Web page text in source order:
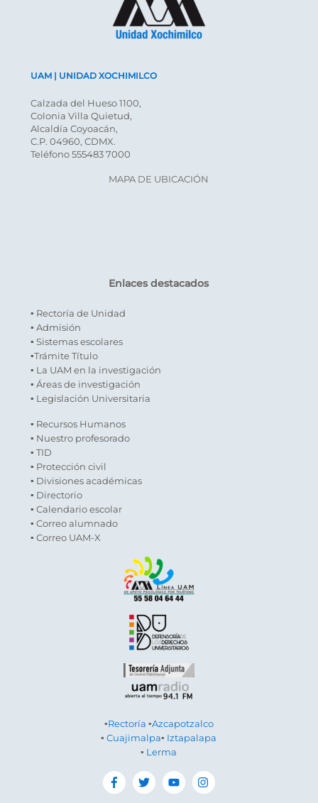
UAM | UNIDAD XOCHIMILCO
Calzada del Hueso 1100,
Colonia Villa Quietud,
Alcaldía Coyoacán,
C.P. 04960, CDMX.
Teléfono 555483 7000
MAPA DE UBICACIÓN
Enlaces destacados
▪ Rectoría de Unidad
▪ Admisión
▪ Sistemas escolares
▪Trámite Título
▪ La UAM en la investigación
▪ Áreas de investigación
▪ Legislación Universitaria
▪ Recursos Humanos
▪ Nuestro profesorado
▪ TID
▪ Protección civil
▪ Divisiones académicas
▪ Directorio
▪ Calendario escolar
▪ Correo alumnado
▪ Correo UAM-X
▪Rectoría ▪Azcapotzalco
▪Cuajimalpa▪ Iztapalapa
▪ Lerma